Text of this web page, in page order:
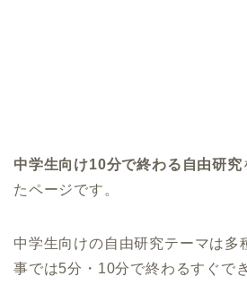
中学生向け10分で終わる自由研究
たページです。
中学生向けの自由研究テーマは多
事では5分・10分で終わるすぐで